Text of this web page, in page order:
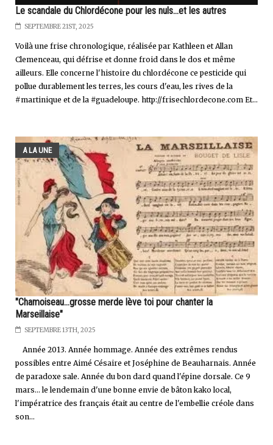
Le scandale du Chlordécone pour les nuls...et les autres
SEPTEMBRE 21ST, 2025
Voilà une frise chronologique, réalisée par Kathleen et Allan
Clemenceau, qui défrise et donne froid dans le dos et même
ailleurs. Elle concerne l'histoire du chlordécone ce pesticide qui
pollue durablement les terres, les cours d'eau, les rives de la
#martinique et de la #guadeloupe. http://frisechlordecone.com Et...
A LA UNE
"Chamoiseau...grosse merde lève toi pour chanter la
Marseillaise"
SEPTEMBRE 13TH, 2025
Année 2013. Année hommage. Année des extrêmes rendus
possibles entre Aimé Césaire et Joséphine de Beauharnais. Année
de paradoxe sale. Année du bon dard quand l'épine dorsale. Ce 9
mars... le lendemain d'une bonne envie de bâton kako local,
l'impératrice des français était au centre de l'embellie créole dans
son...